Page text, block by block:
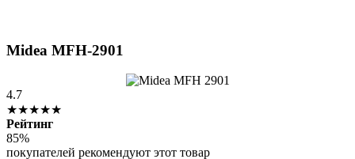
Midea MFH-2901
4.7
★★★★★
Рейтинг
85%
покупателей рекомендуют этот товар